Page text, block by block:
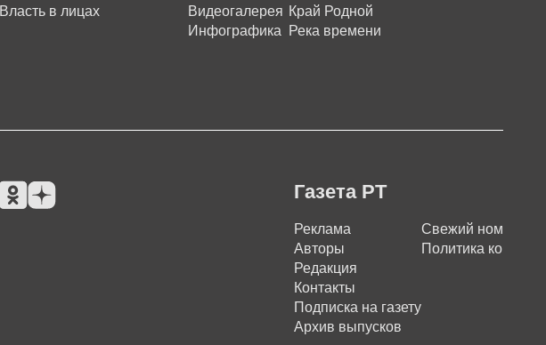
Власть в лицах
Видеогалерея
Инфографика
Край Родной
Река времени
Газета РТ
Реклама
Авторы
Редакция
Контакты
Подписка на газету
Архив выпусков
Свежий номер
Политика